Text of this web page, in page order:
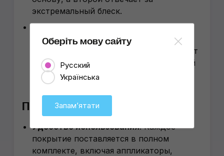
экстремальный блеск.
QJUTSU создают прочный физический
слой, который эффективно защищает от
агрессивных воздействий окружающей
среды, химических реагентов и мелких
повреждений.
Практичность
Удобство использования.Каждое
покрытие поставляется в полном
комплекте, включая аппликаторы,
Оберіть мову сайту
Русский
Українська
Запамʼятати